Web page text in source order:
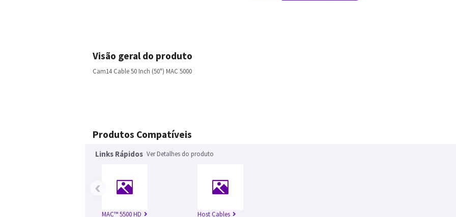
Visão geral do produto
Cam14 Cable 50 Inch (50") MAC 5000
Produtos Compatíveis
Links Rápidos Ver Detalhes do produto
MAC™ 5500 HD Host Cables
‹